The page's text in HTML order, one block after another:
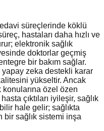
süreçlerinde köklü
hastaları daha hızlı ve
elektronik sağlık
doktorlar geçmiş
bir bakım sağlar.
yapay zeka destekli karar
yükseltir. Ancak
özel özen
çıktıları iyileşir, sağlık
hale gelir; sağlıkta
sağlık sistemi inşa